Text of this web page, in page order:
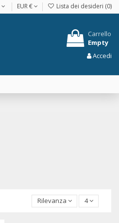
EUR € Lista dei desideri (0)
Carrello
Empty
Accedi
Rilevanza 4